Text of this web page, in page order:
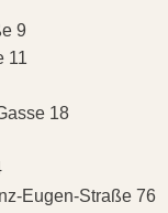
9
11
18
Eugen-Straße 76